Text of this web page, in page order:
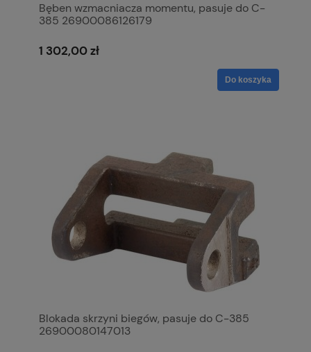
Bęben wzmacniacza momentu, pasuje do C-
385 26900086126179
1 302,00 zł
Do koszyka
Blokada skrzyni biegów, pasuje do C-385
26900080147013